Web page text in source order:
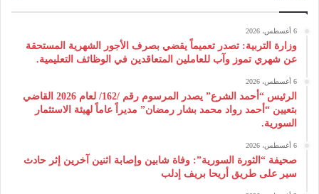
6 أغسطس، 2026
وزارة التربية: تصدر تعميماً يقضي بصرف الأجور الشهرية المستحقة
عن شهري تموز وآب للعاملين المتعاقدين في الوظائف التعليمية.
6 أغسطس، 2026
الرئيس “أحمد الشرع” يصدر المرسوم رقم /162/ لعام 2026 ‌القاضي
بتعيين “أحمد رواد محمد بشار رمضان” مديراً عاماً لهيئة ‌الاستثمار
السورية.
6 أغسطس، 2026
صحيفة “الثورة السورية”: وفاة شابين وإصابة اثنين آخرين إثر حادث
سير على طريق أريحا بريف إدلب